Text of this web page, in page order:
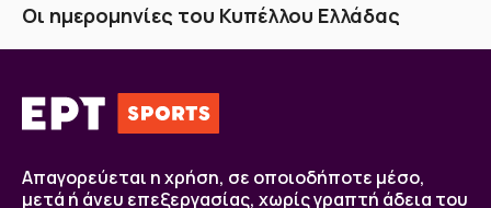
Οι ημερομηνίες του Κυπέλλου Ελλάδας
Απαγορεύεται η χρήση, σε οποιοδήποτε μέσο,
μετά ή άνευ επεξεργασίας, χωρίς γραπτή άδεια του